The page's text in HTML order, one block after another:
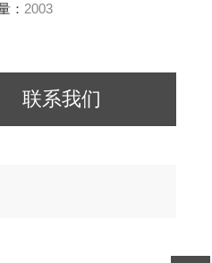
： 2003
联系我们